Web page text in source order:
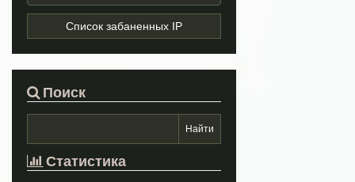
Список забаненных IP
Поиск
Статистика